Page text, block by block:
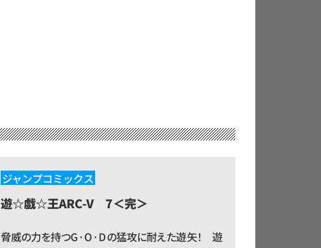
ジャンプコミックス
遊☆戯☆王ARC-V 7＜完＞
脅威の力を持つG·O·Dの猛攻に耐えた遊矢！ 遊